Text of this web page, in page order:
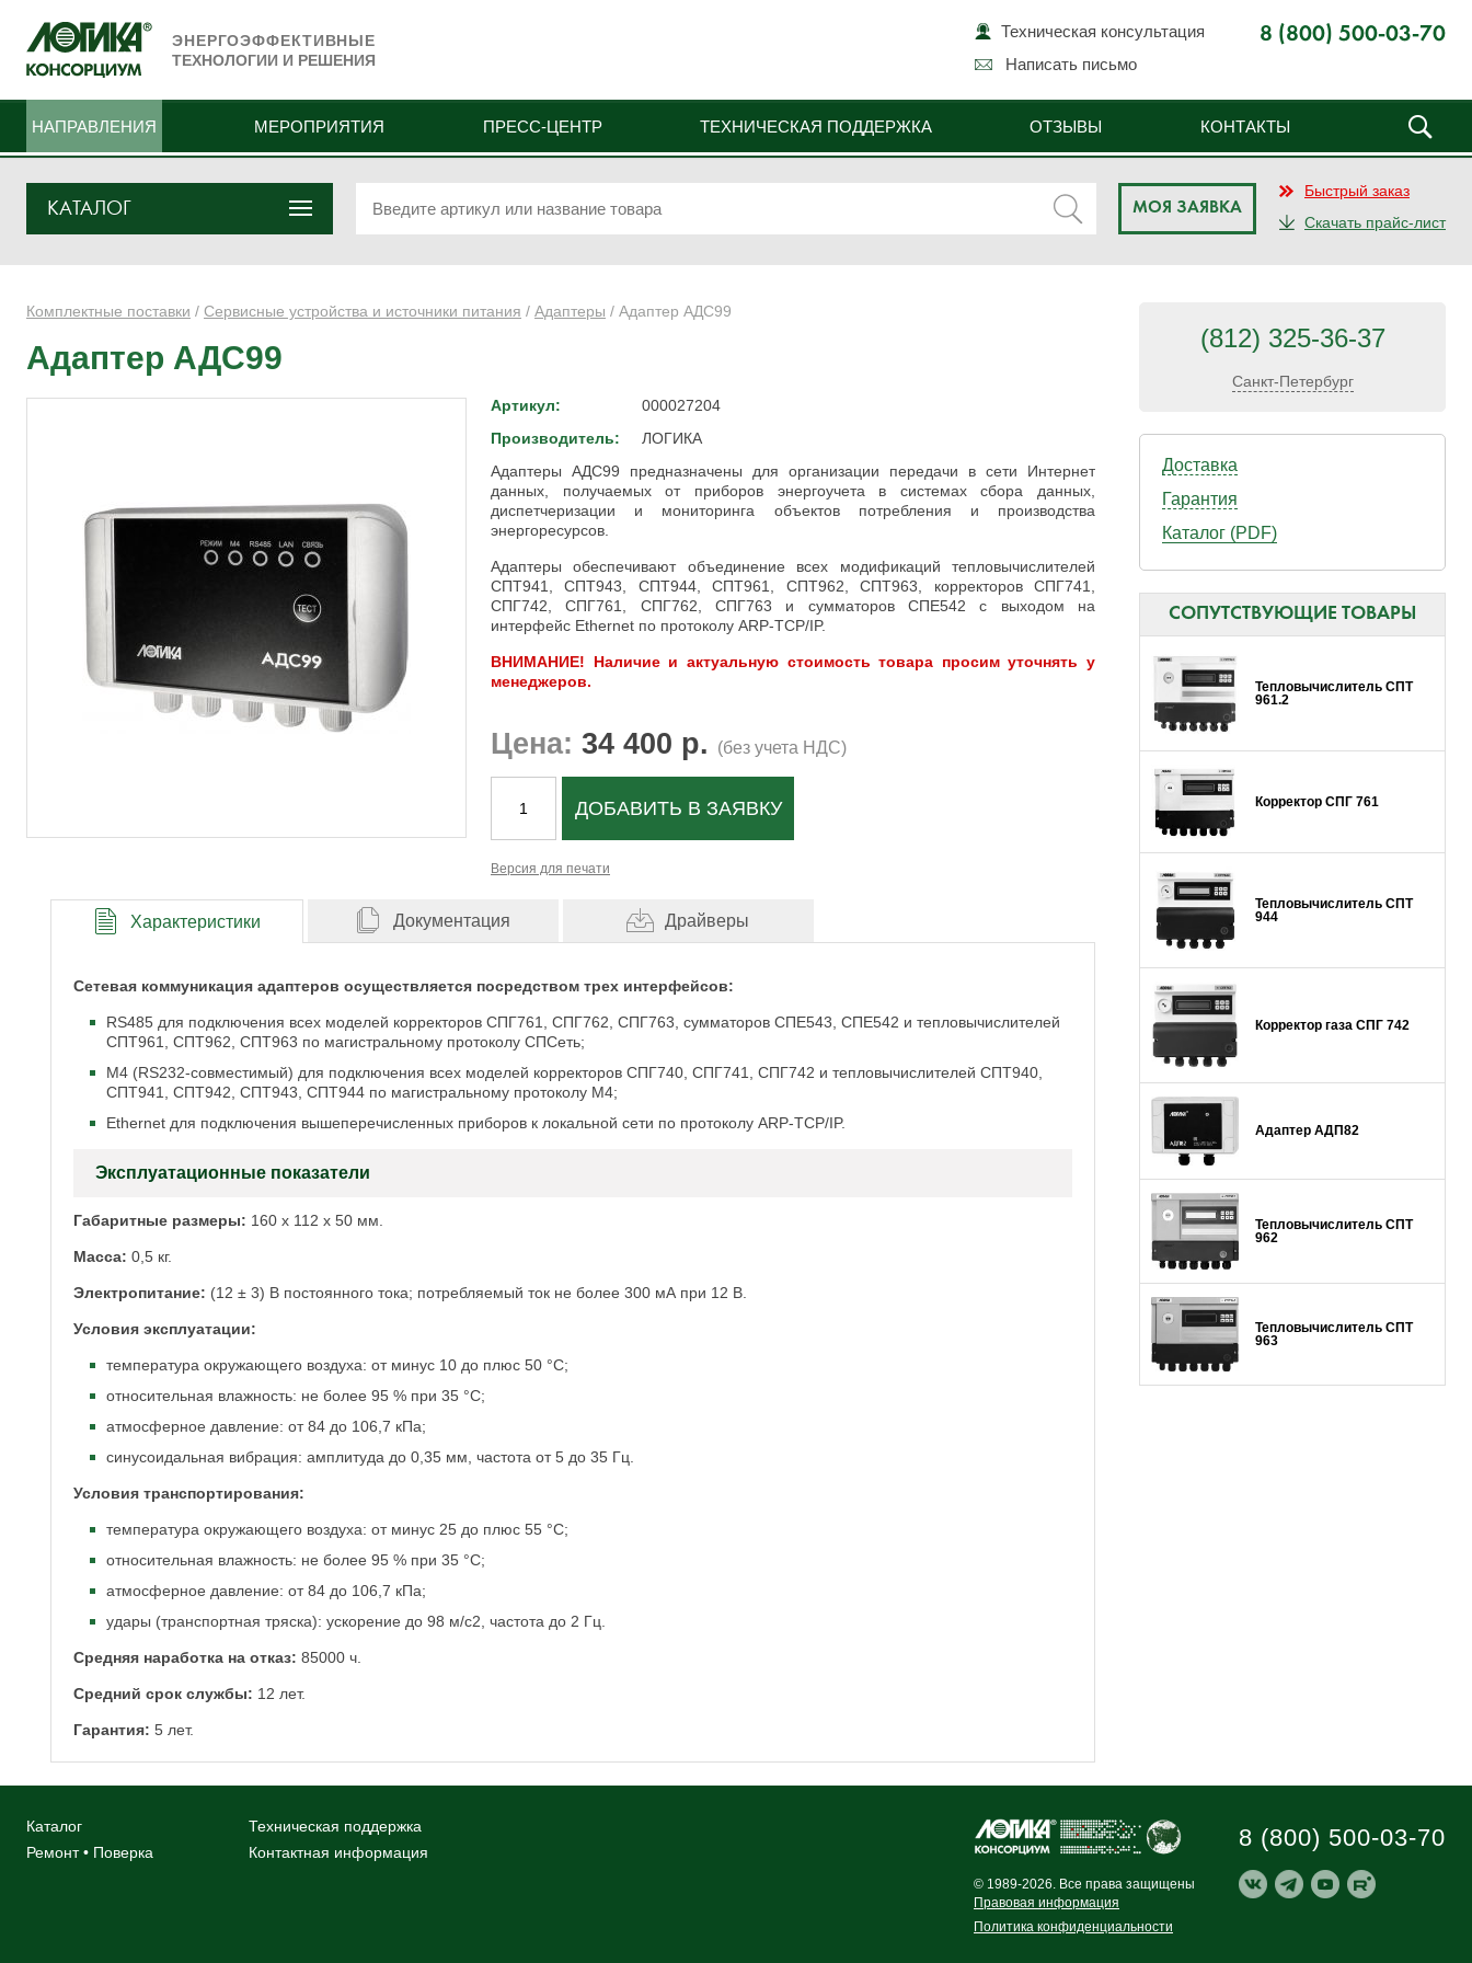
ЭНЕРГОЭФФЕКТИВНЫЕ
ТЕХНОЛОГИИ И РЕШЕНИЯ
8 (800) 500-03-70
Техническая консультация
Написать письмо
НАПРАВЛЕНИЯ МЕРОПРИЯТИЯ ПРЕСС-ЦЕНТР ТЕХНИЧЕСКАЯ ПОДДЕРЖКА ОТЗЫВЫ КОНТАКТЫ
КАТАЛОГ МОЯ ЗАЯВКА
Быстрый заказ
Скачать прайс-лист
Комплектные поставки / Сервисные устройства и источники питания / Адаптеры / Адаптер АДС99
Адаптер АДС99
Артикул:
000027204
Производитель:
ЛОГИКА
Адаптеры АДС99 предназначены для организации передачи в сети Интернет
данных, получаемых от приборов энергоучета в системах сбора данных,
диспетчеризации и мониторинга объектов потребления и производства
энергоресурсов.
Адаптеры обеспечивают объединение всех модификаций тепловычислителей
СПТ941, СПТ943, СПТ944, СПТ961, СПТ962, СПТ963, корректоров СПГ741,
СПГ742, СПГ761, СПГ762, СПГ763 и сумматоров СПЕ542 с выходом на
интерфейс Ethernet по протоколу ARP-TCP/IP.
ВНИМАНИЕ! Наличие и актуальную стоимость товара просим уточнять у
менеджеров.
Цена: 34 400 р. (без учета НДС)
ДОБАВИТЬ В ЗАЯВКУ
Версия для печати
Характеристики Документация Драйверы
Сетевая коммуникация адаптеров осуществляется посредством трех интерфейсов:
RS485 для подключения всех моделей корректоров СПГ761, СПГ762, СПГ763, сумматоров СПЕ543, СПЕ542 и тепловычислителей
СПТ961, СПТ962, СПТ963 по магистральному протоколу СПСеть;
М4 (RS232-совместимый) для подключения всех моделей корректоров СПГ740, СПГ741, СПГ742 и тепловычислителей СПТ940,
СПТ941, СПТ942, СПТ943, СПТ944 по магистральному протоколу M4;
Ethernet для подключения вышеперечисленных приборов к локальной сети по протоколу ARP-TCP/IP.
Эксплуатационные показатели
Габаритные размеры: 160 x 112 x 50 мм.
Масса: 0,5 кг.
Электропитание: (12 ± 3) В постоянного тока; потребляемый ток не более 300 мА при 12 В.
Условия эксплуатации:
температура окружающего воздуха: от минус 10 до плюс 50 °С;
относительная влажность: не более 95 % при 35 °С;
атмосферное давление: от 84 до 106,7 кПа;
синусоидальная вибрация: амплитуда до 0,35 мм, частота от 5 до 35 Гц.
Условия транспортирования:
температура окружающего воздуха: от минус 25 до плюс 55 °С;
относительная влажность: не более 95 % при 35 °С;
атмосферное давление: от 84 до 106,7 кПа;
удары (транспортная тряска): ускорение до 98 м/с2, частота до 2 Гц.
Средняя наработка на отказ: 85000 ч.
Средний срок службы: 12 лет.
Гарантия: 5 лет.
(812) 325-36-37
Санкт-Петербург
Доставка
Гарантия
Каталог (PDF)
СОПУТСТВУЮЩИЕ ТОВАРЫ
Тепловычислитель СПТ
961.2
Корректор СПГ 761
Тепловычислитель СПТ
944
Корректор газа СПГ 742
Адаптер АДП82
Тепловычислитель СПТ
962
Тепловычислитель СПТ
963
Каталог
Ремонт • Поверка
Техническая поддержка
Контактная информация
© 1989-2026. Все права защищены
Правовая информация
Политика конфиденциальности
8 (800) 500-03-70